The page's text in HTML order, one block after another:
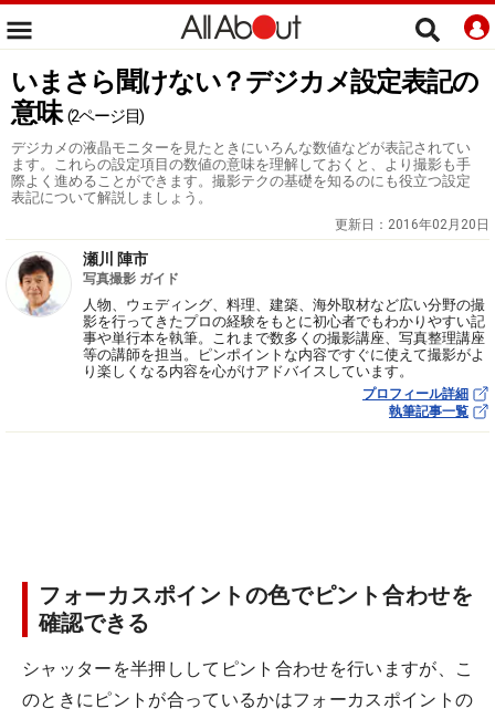
いまさら聞けない？デジカメ設定表記の
意味 (2ページ目)
デジカメの液晶モニターを見たときにいろんな数値などが表記されてい
ます。これらの設定項目の数値の意味を理解しておくと、より撮影も手
際よく進めることができます。撮影テクの基礎を知るのにも役立つ設定
表記について解説しましょう。
更新日： 2016年02月20日
瀬川 陣市
写真撮影 ガイド
人物、ウェディング、料理、建築、海外取材など広い分野の撮
影を行ってきたプロの経験をもとに初心者でもわかりやすい記
事や単行本を執筆。これまで数多くの撮影講座、写真整理講座
等の講師を担当。ピンポイントな内容ですぐに使えて撮影がよ
り楽しくなる内容を心がけアドバイスしています。
プロフィール詳細
執筆記事一覧
フォーカスポイントの色でピント合わせを
確認できる
シャッターを半押ししてピント合わせを行いますが、こ
のときにピントが合っているかはフォーカスポイントの